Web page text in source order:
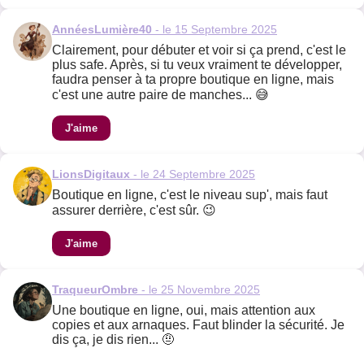
AnnéesLumière40 - le 15 Septembre 2025
Clairement, pour débuter et voir si ça prend, c'est le
plus safe. Après, si tu veux vraiment te développer,
faudra penser à ta propre boutique en ligne, mais
c'est une autre paire de manches... 😅
J'aime
LionsDigitaux - le 24 Septembre 2025
Boutique en ligne, c'est le niveau sup', mais faut
assurer derrière, c'est sûr. 😉
J'aime
TraqueurOmbre - le 25 Novembre 2025
Une boutique en ligne, oui, mais attention aux
copies et aux arnaques. Faut blinder la sécurité. Je
dis ça, je dis rien... 🤨